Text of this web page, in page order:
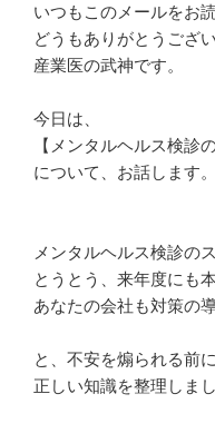
いつもこのメールをお
どうもありがとうござい
産業医の武神です。
今日は、
【メンタルヘルス検診
について、お話します。
メンタルヘルス検診の
とうとう、来年度にも
あなたの会社も対策の
と、不安を煽られる前に
正しい知識を整理しまし